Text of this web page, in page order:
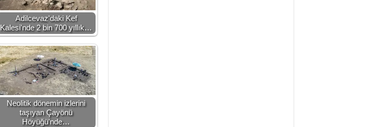
Adilcevaz'daki Kef
Kalesi'nde 2 bin 700 yıllık…
Neolitik dönemin izlerini
taşıyan Çayönü
Höyüğü'nde…